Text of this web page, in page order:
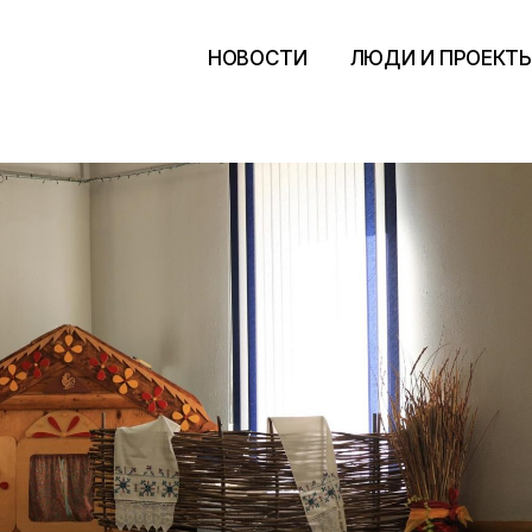
НОВОСТИ ЛЮДИ И